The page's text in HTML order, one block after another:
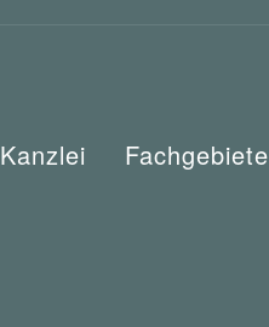
Kanzlei Fachgebiete